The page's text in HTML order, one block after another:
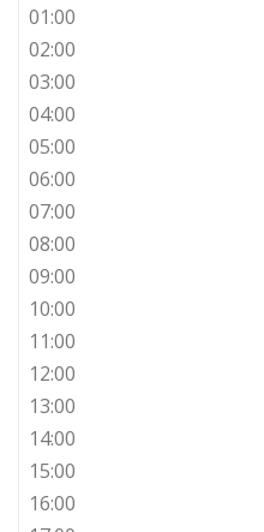
01:00
02:00
03:00
04:00
05:00
06:00
07:00
08:00
09:00
10:00
11:00
12:00
13:00
14:00
15:00
16:00